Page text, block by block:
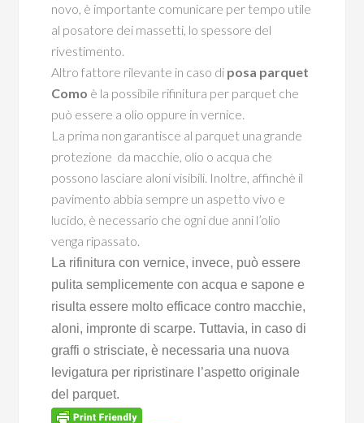
novo, è importante comunicare per tempo utile
al posatore dei massetti, lo spessore del
rivestimento.
Altro fattore rilevante in caso di posa parquet
Como è la possibile rifinitura per parquet che
può essere a olio oppure in vernice.
La prima non garantisce al parquet una grande
protezione da macchie, olio o acqua che
possono lasciare aloni visibili. Inoltre, affinchè il
pavimento abbia sempre un aspetto vivo e
lucido, è necessario che ogni due anni l’olio
venga ripassato.
La rifinitura con vernice, invece, può essere
pulita semplicemente con acqua e sapone e
risulta essere molto efficace contro macchie,
aloni, impronte di scarpe. Tuttavia, in caso di
graffi o strisciate, è necessaria una nuova
levigatura per ripristinare l’aspetto originale
del parquet.